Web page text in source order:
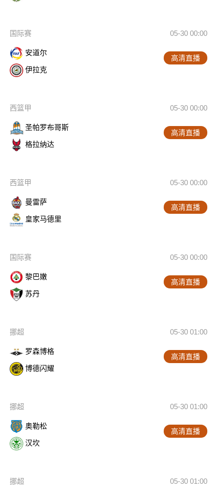
国际赛 05-30 00:00
安道尔
伊拉克
高清直播
西篮甲 05-30 00:00
圣帕罗布哥斯
格拉纳达
高清直播
西篮甲 05-30 00:00
曼雷萨
皇家马德里
高清直播
国际赛 05-30 00:00
黎巴嫩
苏丹
高清直播
挪超 05-30 01:00
罗森博格
博德闪耀
高清直播
挪超 05-30 01:00
奥勒松
汉坎
高清直播
挪超 05-30 01:00